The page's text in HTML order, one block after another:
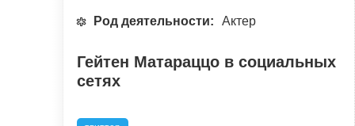
Род деятельности: Актер
Гейтен Матараццо в социальных
сетях